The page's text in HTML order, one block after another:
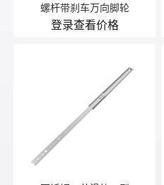
螺杆带刹车万向脚轮
登录查看价格